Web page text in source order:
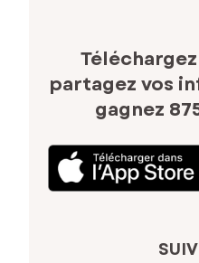
partagez vos
gagnez